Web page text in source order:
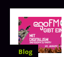
Blog